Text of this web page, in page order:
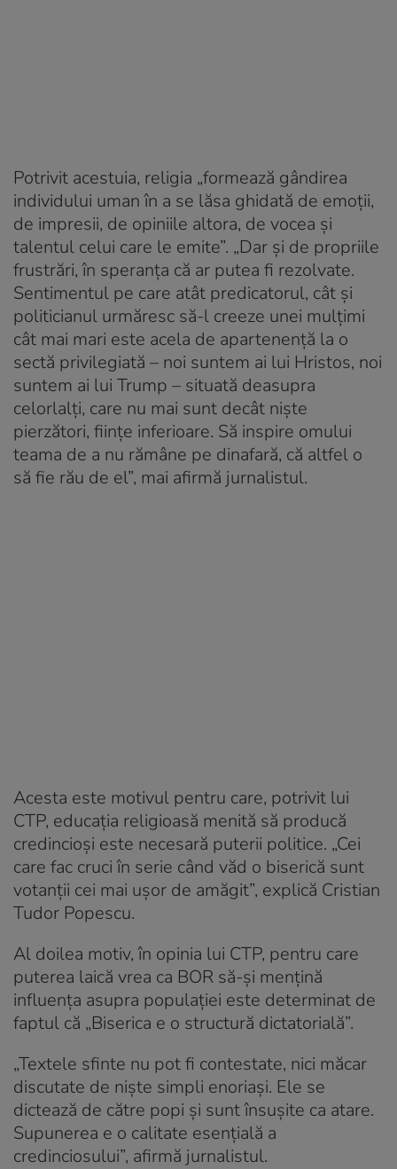
Potrivit acestuia, religia „formează gândirea
individului uman în a se lăsa ghidată de emoții,
de impresii, de opiniile altora, de vocea și
talentul celui care le emite”. „Dar și de propriile
frustrări, în speranța că ar putea fi rezolvate.
Sentimentul pe care atât predicatorul, cât și
politicianul urmăresc să-l creeze unei mulțimi
cât mai mari este acela de apartenență la o
sectă privilegiată – noi suntem ai lui Hristos, noi
suntem ai lui Trump – situată deasupra
celorlalți, care nu mai sunt decât niște
pierzători, ființe inferioare. Să inspire omului
teama de a nu rămâne pe dinafară, că altfel o
să fie rău de el”, mai afirmă jurnalistul.
Acesta este motivul pentru care, potrivit lui
CTP, educația religioasă menită să producă
credincioși este necesară puterii politice. „Cei
care fac cruci în serie când văd o biserică sunt
votanții cei mai ușor de amăgit”, explică Cristian
Tudor Popescu.
Al doilea motiv, în opinia lui CTP, pentru care
puterea laică vrea ca BOR să-și mențină
influența asupra populației este determinat de
faptul că „Biserica e o structură dictatorială”.
„Textele sfinte nu pot fi contestate, nici măcar
discutate de niște simpli enoriași. Ele se
dictează de către popi și sunt însușite ca atare.
Supunerea e o calitate esențială a
credinciosului”, afirmă jurnalistul.